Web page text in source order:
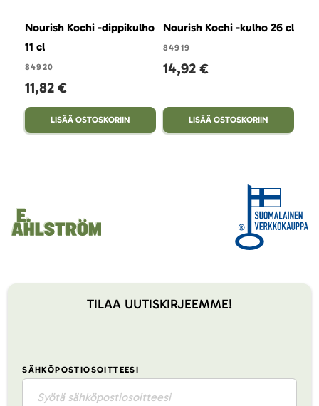
Nourish Kochi -dippikulho
11 cl
84920
11,82 €
LISÄÄ OSTOSKORIIN
Nourish Kochi -kulho 26 cl
84919
14,92 €
LISÄÄ OSTOSKORIIN
TILAA UUTISKIRJEEMME!
SÄHKÖPOSTIOSOITTEESI